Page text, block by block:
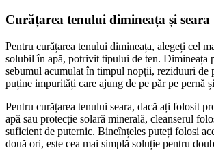
Curățarea tenului dimineața și seara
Pentru curățarea tenului dimineața, alegeți cel
solubil în apă, potrivit tipului de ten. Dimineața
sebumul acumulat în timpul nopții, reziduuri de
puține impurități care ajung de pe păr pe pernă
Pentru curățarea tenului seara, dacă ați folosit
apă sau protecție solară minerală, cleanserul
suficient de puternic. Bineînțeles puteți folosi
două ori, este cea mai simplă soluție pentru